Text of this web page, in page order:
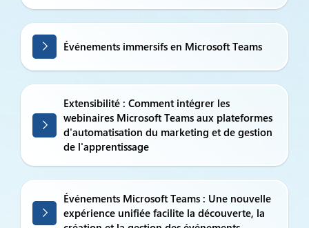
Événements immersifs en Microsoft Teams
Extensibilité : Comment intégrer les
webinaires Microsoft Teams aux plateformes
d'automatisation du marketing et de gestion
de l'apprentissage
Événements Microsoft Teams : Une nouvelle
expérience unifiée facilite la découverte, la